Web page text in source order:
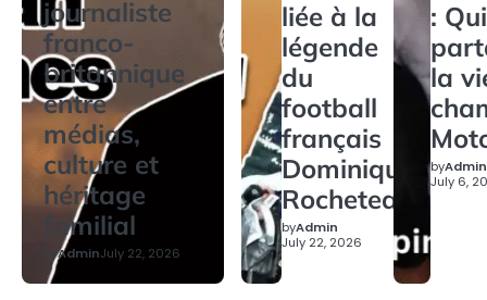
journaliste
franco-
britannique
entre
médias,
culture et
héritage
familial
byAdminJuly 22, 2026
liée à la
légende
du
football
français
Dominique
Rocheteau
byAdmin
July 22, 2026
: Qui
la
byAdmin
July 6,